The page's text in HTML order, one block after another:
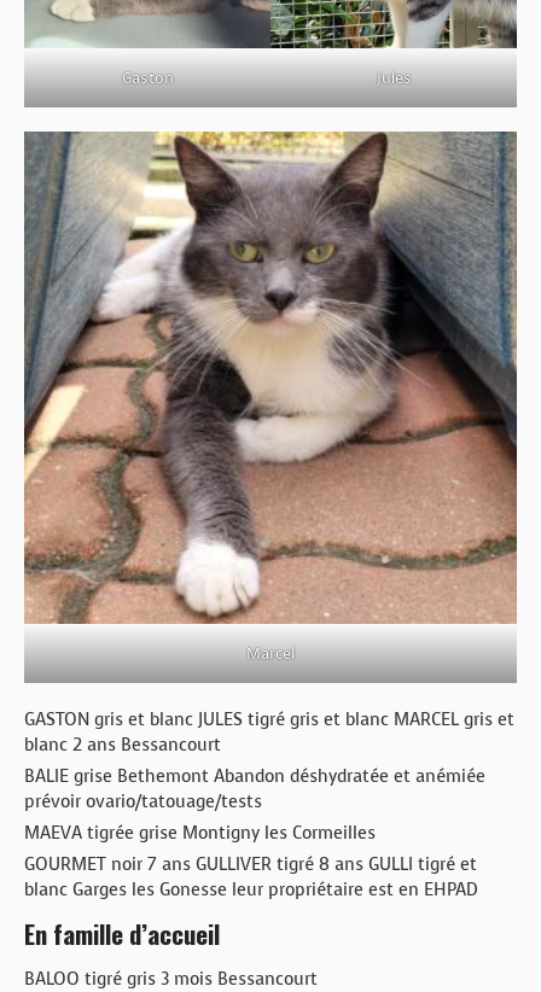
Gaston Jules
Marcel
GASTON gris et blanc JULES tigré gris et blanc MARCEL gris et
blanc 2 ans Bessancourt
BALIE grise Bethemont Abandon déshydratée et anémiée
prévoir ovario/tatouage/tests
MAEVA tigrée grise Montigny les Cormeilles
GOURMET noir 7 ans GULLIVER tigré 8 ans GULLI tigré et
blanc Garges les Gonesse leur propriétaire est en EHPAD
En famille d’accueil
BALOO tigré gris 3 mois Bessancourt